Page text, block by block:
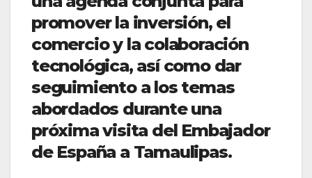
promover la inversión, el
comercio y la colaboración
tecnológica, así como dar
seguimiento a los temas
abordados durante una
próxima visita del Embajador
de España a Tamaulipas.